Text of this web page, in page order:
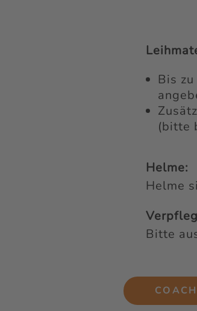
Bis
(bitte
Helme:
Helme
Bitte